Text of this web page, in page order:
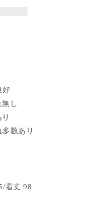
好
し
多数あり
着丈 98